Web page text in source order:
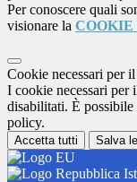
Per conoscere quali
visionare la
Cookie necessari per
I cookie necessari per
disabilitati. È
policy.
Accetta tutti Salva